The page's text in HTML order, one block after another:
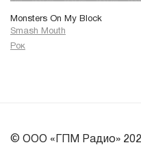
Monsters On My Block
Smash Mouth
Рок
© ООО «ГПМ Радио»